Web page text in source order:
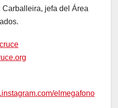
jefa del Área
elmegafono